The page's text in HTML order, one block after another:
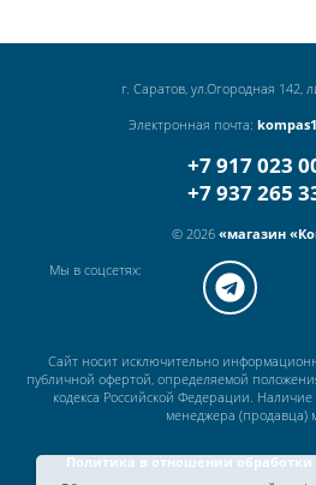
г. Саратов, ул.Огородная 142,
Электронная почта:
+7 917 023
+7 937 265
© 2026 «магазин
Мы в соцсетях:
Сайт носит исключительно
публичной офертой, определяемой
кодекса Российской Федерации.
менеджера (продавца)
Политика в отношении